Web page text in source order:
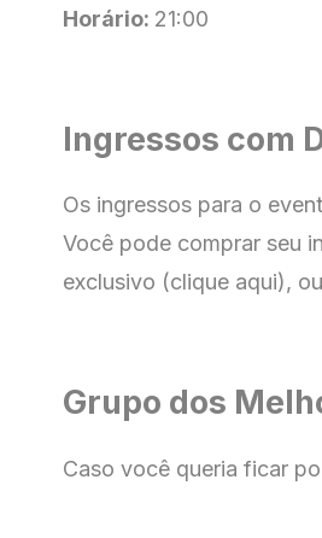
Horário: 21:00
Ingressos com
Os ingressos para o
Você pode comprar seu
exclusivo (clique aqui),
Grupo dos
Caso você queria ficar